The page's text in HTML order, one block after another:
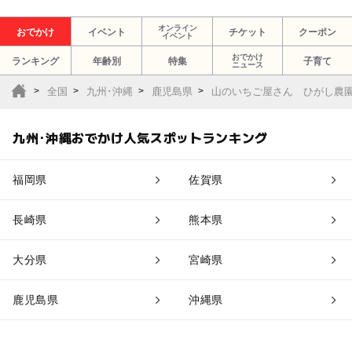
おでかけ イベント
オンライン
イベント
チケット クーポン
ランキング 年齢別 特集
おでかけ
ニュース
子育て
全国 九州･沖縄 鹿児島県 山のいちご屋さん ひがし農
九州･沖縄おでかけ人気スポットランキング
福岡県 佐賀県
長崎県 熊本県
大分県 宮崎県
鹿児島県 沖縄県